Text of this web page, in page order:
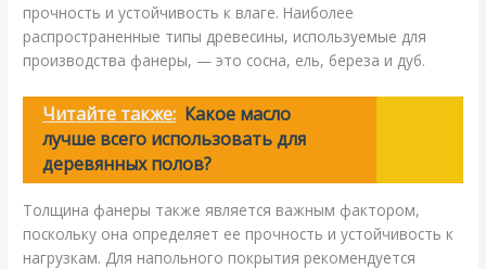
прочность и устойчивость к влаге. Наиболее
распространенные типы древесины, используемые для
производства фанеры, — это сосна, ель, береза и дуб.
Читайте также: Какое масло
лучше всего использовать для
деревянных полов?
Толщина фанеры также является важным фактором,
поскольку она определяет ее прочность и устойчивость к
нагрузкам. Для напольного покрытия рекомендуется